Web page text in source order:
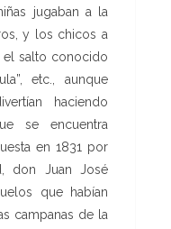
jugaban a la
y los chicos a
el salto conocido
etc., aunque
haciendo
se encuentra
en 1831 por
don Juan José
que habían
campanas de la